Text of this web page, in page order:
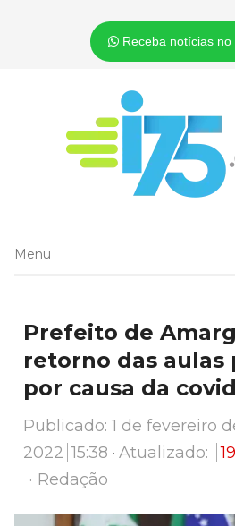
Receba notícias no
Menu
Menu
Prefeito de
retorno das aulas
por causa da
Publicado:1 de fevereiro
2022 15:38 Atualizado:
Author
Redação